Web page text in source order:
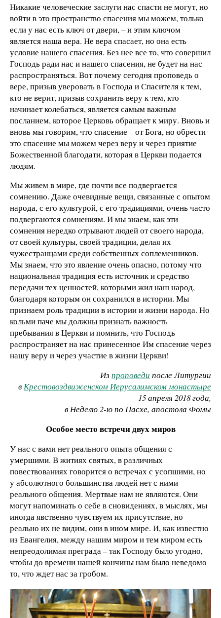
Никакие человеческие заслуги нас спасти не могут, но
войти в это пространство спасения мы можем, только
если у нас есть ключ от двери, – и этим ключом
является наша вера. Не вера спасает, но она есть
условие нашего спасения. Без нее все то, что совершил
Господь ради нас и нашего спасения, не будет на нас
распространяться. Вот почему сегодня проповедь о
вере, призыв уверовать в Господа и Спасителя к тем,
кто не верит, призыв сохранить веру к тем, кто
начинает колебаться, является самым важным
посланием, которое Церковь обращает к миру. Вновь и
вновь мы говорим, что спасение – от Бога, но обрести
это спасение мы можем через веру и через приятие
Божественной благодати, которая в Церкви подается
людям.
Мы живем в мире, где почти все подвергается
сомнению. Даже очевидные вещи, связанные с опытом
народа, с его культурой, с его традициями, очень часто
подвергаются сомнениям. И мы знаем, как эти
сомнения нередко отрывают людей от своего народа,
от своей культуры, своей традиции, делая их
чужестранцами среди собственных соплеменников.
Мы знаем, что это явление очень опасно, потому что
национальная традиция есть источник и средство
передачи тех ценностей, которыми жил наш народ,
благодаря которым он сохранился в истории. Мы
признаем роль традиции в истории и жизни народа. Но
кольми паче мы должны признать важность
пребывания в Церкви и помнить, что Господь
распространяет на нас принесенное Им спасение через
нашу веру и через участие в жизни Церкви!
Изпроповеди после Литургии
вКрестовоздвиженском Иерусалимском монастыре
15 апреля 2018 года,
в Неделю 2-ю по Пасхе, апостола Фомы
Особое место встречи двух миров
У нас с вами нет реального опыта общения с
умершими. В житиях святых, в различных
повествованиях говорится о встречах с усопшими, но
у абсолютного большинства людей нет с ними
реального общения. Мертвые нам не являются. Они
могут напоминать о себе в сновидениях, в мыслях, мы
иногда явственно чувствуем их присутствие, но
реально их не видим, они в ином мире. И, как известно
из Евангелия, между нашим миром и тем миром есть
непреодолимая преграда – так Господу было угодно,
чтобы до времени нашей кончины нам было неведомо
то, что ждет нас за гробом.